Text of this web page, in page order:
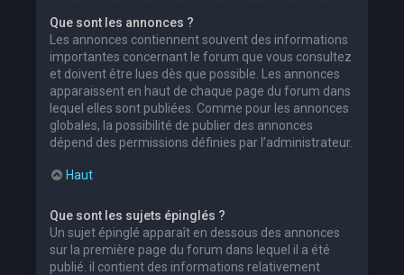
Que sont les annonces ?
Les annonces contiennent souvent des informations
importantes concernant le forum que vous consultez
et doivent être lues dès que possible. Les annonces
apparaissent en haut de chaque page du forum dans
lequel elles sont publiées. Comme pour les annonces
globales, la possibilité de publier des annonces
dépend des permissions définies par l’administrateur.
Haut
Que sont les sujets épinglés ?
Un sujet épinglé apparaît en dessous des annonces
sur la première page du forum dans lequel il a été
publié. il contient des informations relativement